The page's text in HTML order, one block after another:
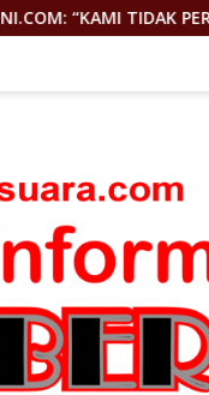
RUANG HAK